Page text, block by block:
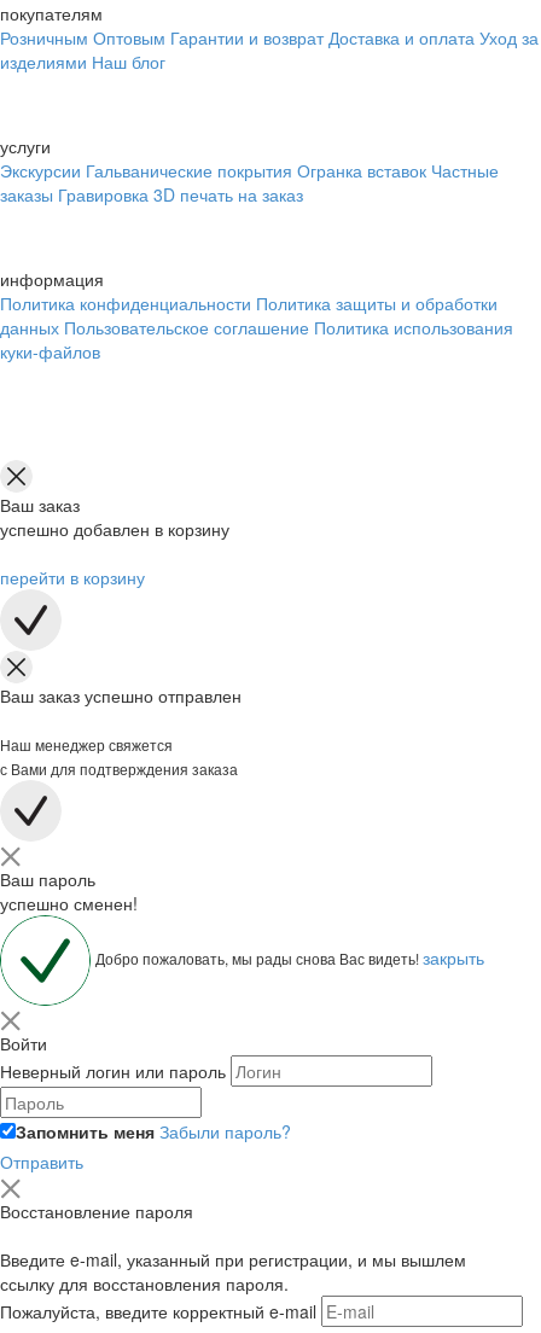
покупателям
Розничным Оптовым Гарантии и возврат Доставка и оплата Уход за
изделиями Наш блог
услуги
Экскурсии Гальванические покрытия Огранка вставок Частные
заказы Гравировка 3D печать на заказ
информация
Политика конфиденциальности Политика защиты и обработки
данных Пользовательское соглашение Политика использования
куки-файлов
Ваш заказ
успешно добавлен в корзину
перейти в корзину
Ваш заказ успешно отправлен
Наш менеджер свяжется
с Вами для подтверждения заказа
Ваш пароль
успешно сменен!
Добро пожаловать, мы рады снова Вас видеть!закрыть
Войти
Неверный логин или пароль
Запомнить меня Забыли пароль?
Отправить
Восстановление пароля
Введите e-mail, указанный при регистрации, и мы вышлем
ссылку для восстановления пароля.
Пожалуйста, введите корректный e-mail